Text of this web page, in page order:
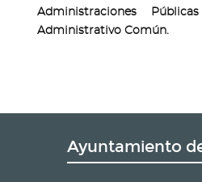
Administraciones
Administrativo Común.
Ayuntamiento